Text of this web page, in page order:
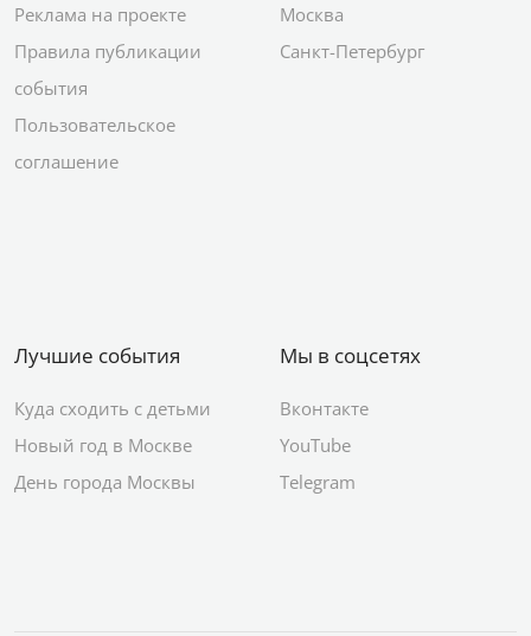
Реклама на проекте
Правила публикации
события
Пользовательское
соглашение
Москва
Санкт-Петербург
Лучшие события
Куда сходить с детьми
Новый год в Москве
День города Москвы
Мы в соцсетях
Вконтакте
YouTube
Telegram